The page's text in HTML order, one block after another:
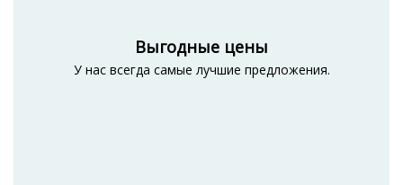
Выгодные цены
У нас всегда самые лучшие предложения.